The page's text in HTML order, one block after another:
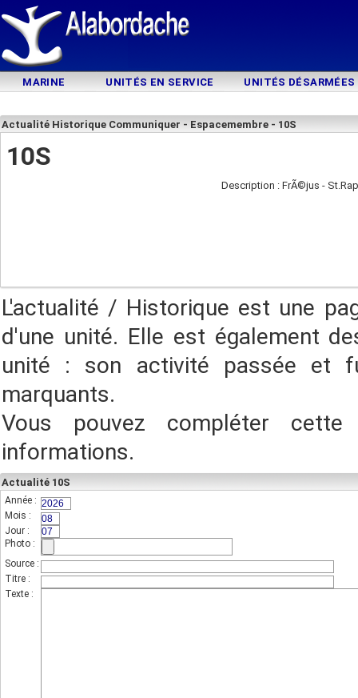
MARINE UNITÉS EN SERVICE UNITÉS DÉSARMÉES
Actualité Historique Communiquer - Espacemembre - 10S
10S
Description : FrÃ©jus -
L'actualité / Historique est une
d'une unité. Elle est également
unité : son activité passée et
marquants.
Vous pouvez compléter
informations.
Actualité 10S
Année :
Mois :
Jour :
Photo :
Source :
Titre :
Texte :